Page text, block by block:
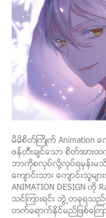
မိမိစိတ္ႀကိဳက္ Animation ေ
ဖန္တီးခ်င္ေသာ စိတ္အား
ဘာကိုစလုပ္လို႔လုပ္ရမွန္းမ
ေက်ာင္းသား ေက်ာင္းသူမ်ား
ANIMATION DESIGN ကို
သင္ၾကားရင္း ဘြဲ႕တခုရ
တက္ေရာက္ႏိုင္မည္ျဖစ္ေၾကာ